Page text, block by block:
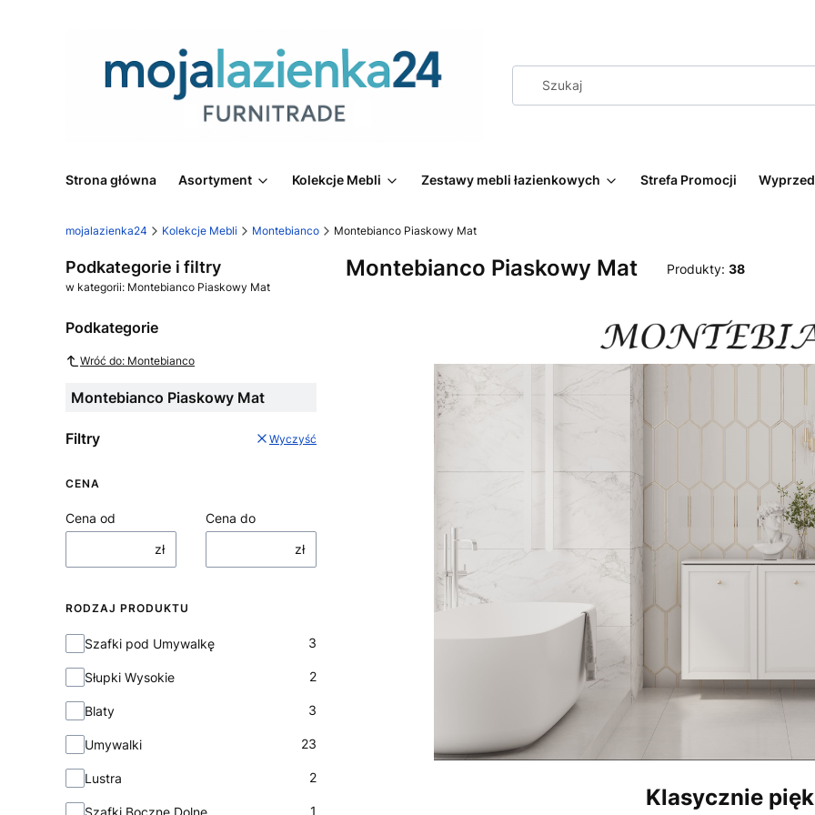
Strona główna Asortyment Kolekcje Mebli Zestawy mebli łazienkowych Strefa Promocji
mojalazienka24 Kolekcje Mebli Montebianco Montebianco Piaskowy Mat
Podkategorie i filtry
w kategorii: Montebianco Piaskowy Mat
Podkategorie
Wróć do: Montebianco
Montebianco Piaskowy Mat
Filtry Wyczyść
CENA
Cena od
zł
Cena do
zł
RODZAJ PRODUKTU
Rodzaj Produktu
Szafki pod Umywalkę 3
Słupki Wysokie 2
Blaty 3
Umywalki 23
Lustra 2
1
Montebianco Piaskowy Mat Produkty: 38
Klasycznie